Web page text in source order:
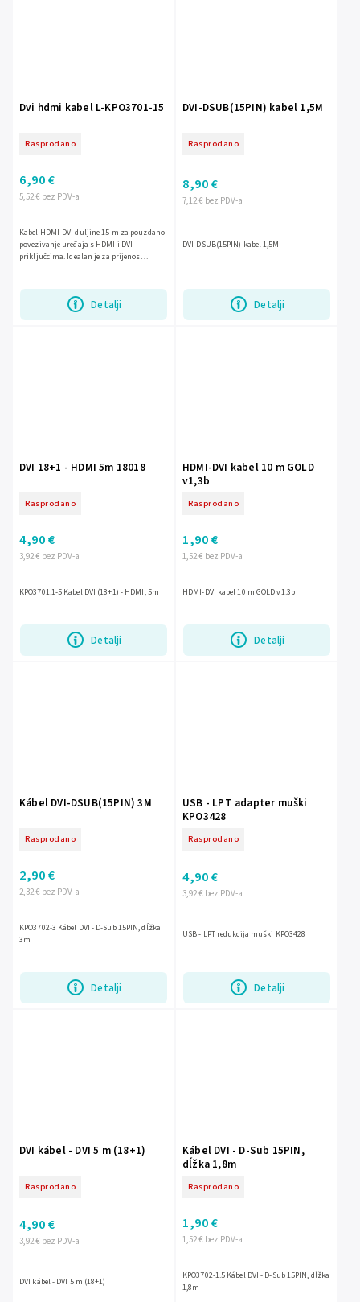
Dvi hdmi kabel L-KPO3701-15
Rasprodano
5,52 € bez PDV-a
6,90 €
Detalji
Kabel HDMI-DVI duljine 15 m za pouzdano
povezivanje uređaja s HDMI i DVI
priključcima. Idealan je za prijenos
DVI-DSUB(15PIN) kabel 1,5M
Rasprodano
7,12 € bez PDV-a
8,90 €
Detalji
DVI-DSUB(15PIN) kabel 1,5M
DVI 18+1 - HDMI 5m 18018
Rasprodano
3,92 € bez PDV-a
4,90 €
Detalji
KPO3701.1-5 Kabel DVI (18+1) - HDMI, 5m
HDMI-DVI kabel 10 m GOLD
v1,3b
Rasprodano
1,52 € bez PDV-a
1,90 €
Detalji
HDMI-DVI kabel 10 m GOLD v1.3b
Kábel DVI-DSUB(15PIN) 3M
Rasprodano
2,32 € bez PDV-a
2,90 €
Detalji
KPO3702-3 Kábel DVI - D-Sub 15PIN, dĺžka
3m
USB - LPT adapter muški
KPO3428
Rasprodano
3,92 € bez PDV-a
4,90 €
Detalji
USB - LPT redukcija muški KPO3428
DVI kábel - DVI 5 m (18+1)
Rasprodano
3,92 € bez PDV-a
4,90 €
DVI kábel - DVI 5 m (18+1)
Kábel DVI - D-Sub 15PIN,
dĺžka 1,8m
Rasprodano
1,52 € bez PDV-a
1,90 €
KPO3702-1.5 Kábel DVI - D-Sub 15PIN, dĺžka
1,8m